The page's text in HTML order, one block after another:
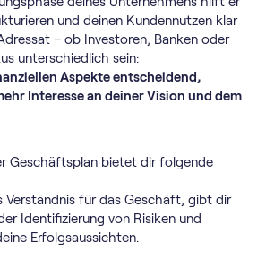
und deinen Kundennutzen klar
– ob Investoren, Banken oder
unterschiedlich sein:
Aspekte entscheidend,
Interesse an deiner Vision und dem
Geschäftsplan bietet dir folgende
Verständnis für das Geschäft, gibt dir
Identifizierung von Risiken und
Erfolgsaussichten.